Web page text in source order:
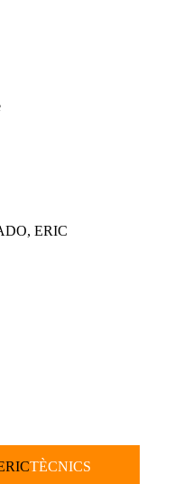
TÈCNICS